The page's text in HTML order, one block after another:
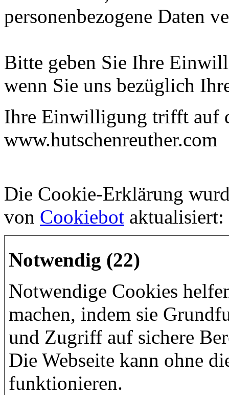
personenbezogene Daten
Bitte geben Sie Ihre
wenn Sie uns bezüglich
Ihre Einwilligung trifft auf
www.hutschenreuther.com
Die Cookie-Erklärung
von Cookiebot aktualisiert:
Notwendig (22)
Notwendige Cookies
machen, indem sie
und Zugriff auf sichere
Die Webseite kann ohne
funktionieren.